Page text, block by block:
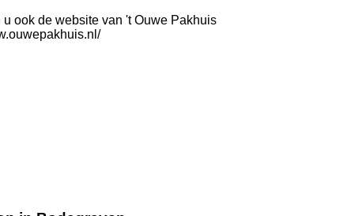
ook de website van 't Ouwe Pakhuis